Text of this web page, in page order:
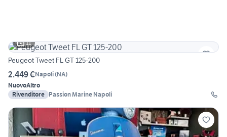
11
Peugeot Tweet FL GT 125-200
2.449 €Napoli(NA)
NuovoAltro
Rivenditore Passion Marine Napoli